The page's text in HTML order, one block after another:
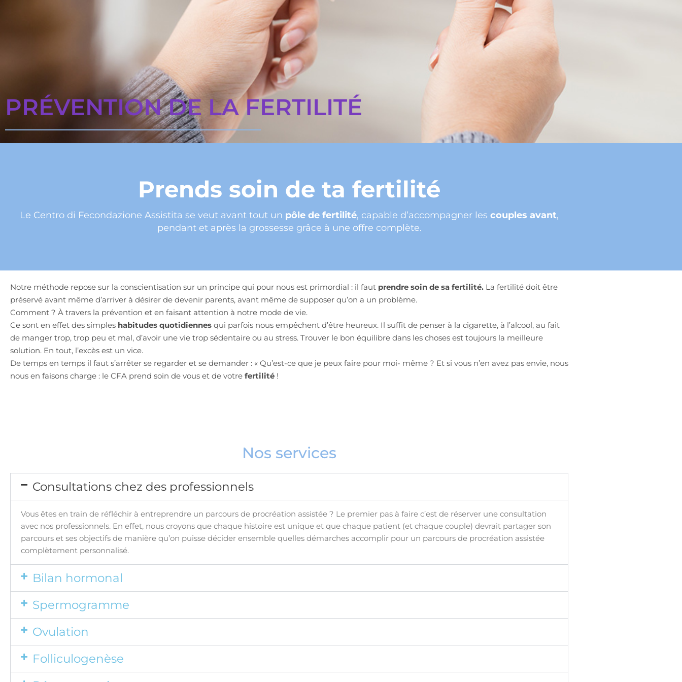
PRÉVENTION DE LA FERTILITÉ
Prends soin de ta fertilité
Le Centro di Fecondazione Assistita se veut avant tout un pôle de fertilité, capable d’accompagner les couples avant,
pendant et après la grossesse grâce à une offre complète.
Notre méthode repose sur la conscientisation sur un principe qui pour nous est primordial : il faut prendre soin de sa fertilité. La fertilité doit être
préservé avant même d’arriver à désirer de devenir parents, avant même de supposer qu’on a un problème.
Comment ? À travers la prévention et en faisant attention à notre mode de vie.
Ce sont en effet des simples habitudes quotidiennes qui parfois nous empêchent d’être heureux. Il suffit de penser à la cigarette, à l’alcool, au fait
de manger trop, trop peu et mal, d’avoir une vie trop sédentaire ou au stress. Trouver le bon équilibre dans les choses est toujours la meilleure
solution. En tout, l’excès est un vice.
De temps en temps il faut s’arrêter se regarder et se demander : « Qu’est-ce que je peux faire pour moi- même ? Et si vous n’en avez pas envie, nous
nous en faisons charge : le CFA prend soin de vous et de votre fertilité !
Nos services
Consultations chez des professionnels
Vous êtes en train de réfléchir à entreprendre un parcours de procréation assistée ? Le premier pas à faire c’est de réserver une consultation
avec nos professionnels. En effet, nous croyons que chaque histoire est unique et que chaque patient (et chaque couple) devrait partager son
parcours et ses objectifs de manière qu’on puisse décider ensemble quelles démarches accomplir pour un parcours de procréation assistée
complètement personnalisé.
Bilan hormonal
Spermogramme
Ovulation
Folliculogenèse